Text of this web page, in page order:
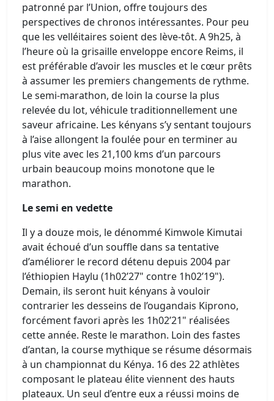
patronné par l’Union, offre toujours des
perspectives de chronos intéressantes. Pour peu
que les velléitaires soient des lève-tôt. A 9h25, à
l’heure où la grisaille enveloppe encore Reims, il
est préférable d’avoir les muscles et le cœur prêts
à assumer les premiers changements de rythme.
Le semi-marathon, de loin la course la plus
relevée du lot, véhicule traditionnellement une
saveur africaine. Les kényans s’y sentant toujours
à l’aise allongent la foulée pour en terminer au
plus vite avec les 21,100 kms d’un parcours
urbain beaucoup moins monotone que le
marathon.
Le semi en vedette
Il y a douze mois, le dénommé Kimwole Kimutai
avait échoué d’un souffle dans sa tentative
d’améliorer le record détenu depuis 2004 par
l’éthiopien Haylu (1h02’27" contre 1h02’19").
Demain, ils seront huit kényans à vouloir
contrarier les desseins de l’ougandais Kiprono,
forcément favori après les 1h02’21" réalisées
cette année. Reste le marathon. Loin des fastes
d’antan, la course mythique se résume désormais
à un championnat du Kénya. 16 des 22 athlètes
composant le plateau élite viennent des hauts
plateaux. Un seul d’entre eux a réussi moins de